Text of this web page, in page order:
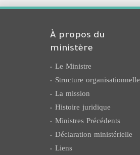
À propos du
ministère
Le Ministre
Structure organisationnelle
La mission
Histoire juridique
Ministres Précédents
Déclaration ministérielle
Liens